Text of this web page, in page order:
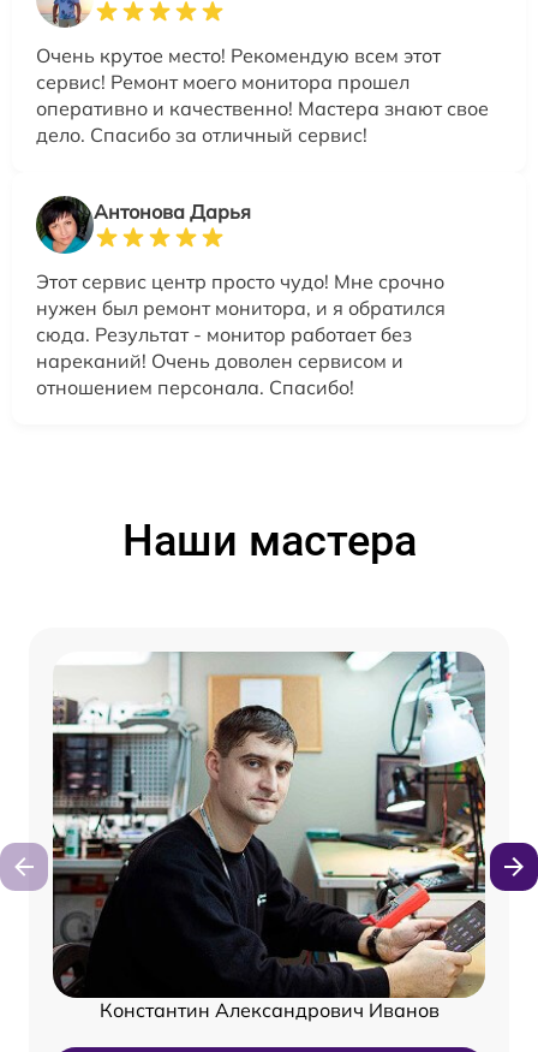
Очень крутое место! Рекомендую всем этот
сервис! Ремонт моего монитора прошел
оперативно и качественно! Мастера знают свое
дело. Спасибо за отличный сервис!
Антонова Дарья
Этот сервис центр просто чудо! Мне срочно
нужен был ремонт монитора, и я обратился
сюда. Результат - монитор работает без
нареканий! Очень доволен сервисом и
отношением персонала. Спасибо!
Наши мастера
Константин Александрович Иванов